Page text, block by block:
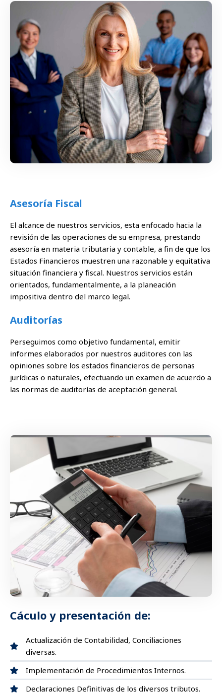
Asesoría Fiscal
El alcance de nuestros servicios, esta enfocado hacia la
revisión de las operaciones de su empresa, prestando
asesoría en materia tributaria y contable, a fin de que los
Estados Financieros muestren una razonable y equitativa
situación financiera y fiscal. Nuestros servicios están
orientados, fundamentalmente, a la planeación
impositiva dentro del marco legal.
Auditorías
Perseguimos como objetivo fundamental, emitir
informes elaborados por nuestros auditores con las
opiniones sobre los estados financieros de personas
jurídicas o naturales, efectuando un examen de acuerdo a
las normas de auditorías de aceptación general.
Cáculo y presentación de:
Actualización de Contabilidad, Conciliaciones
diversas.
Implementación de Procedimientos Internos.
Declaraciones Definitivas de los diversos tributos.